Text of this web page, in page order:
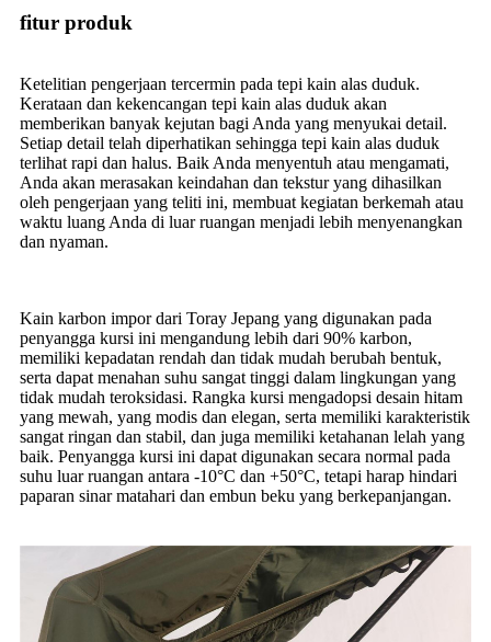
fitur produk
Ketelitian pengerjaan tercermin pada tepi kain alas duduk.
Kerataan dan kekencangan tepi kain alas duduk akan
memberikan banyak kejutan bagi Anda yang menyukai detail.
Setiap detail telah diperhatikan sehingga tepi kain alas duduk
terlihat rapi dan halus. Baik Anda menyentuh atau mengamati,
Anda akan merasakan keindahan dan tekstur yang dihasilkan
oleh pengerjaan yang teliti ini, membuat kegiatan berkemah atau
waktu luang Anda di luar ruangan menjadi lebih menyenangkan
dan nyaman.
Kain karbon impor dari Toray Jepang yang digunakan pada
penyangga kursi ini mengandung lebih dari 90% karbon,
memiliki kepadatan rendah dan tidak mudah berubah bentuk,
serta dapat menahan suhu sangat tinggi dalam lingkungan yang
tidak mudah teroksidasi. Rangka kursi mengadopsi desain hitam
yang mewah, yang modis dan elegan, serta memiliki karakteristik
sangat ringan dan stabil, dan juga memiliki ketahanan lelah yang
baik. Penyangga kursi ini dapat digunakan secara normal pada
suhu luar ruangan antara -10°C dan +50°C, tetapi harap hindari
paparan sinar matahari dan embun beku yang berkepanjangan.